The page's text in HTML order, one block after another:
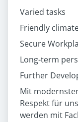
Varied tasks
Friendly
Secure
Long-term
Further
Mit
Respekt für
werden mit